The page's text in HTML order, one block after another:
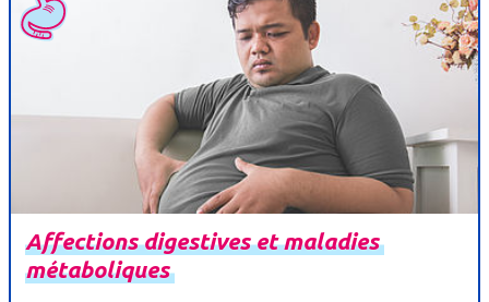
Affectionsdigestivesetmaladies
métaboliques